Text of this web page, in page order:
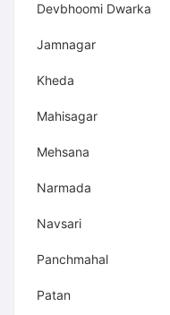
Devbhoomi Dwarka
Jamnagar
Kheda
Mahisagar
Mehsana
Narmada
Navsari
Panchmahal
Patan